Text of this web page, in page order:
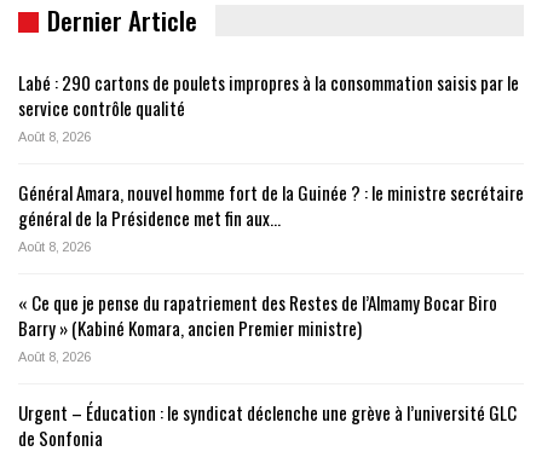
Dernier Article
Labé : 290 cartons de poulets impropres à la consommation saisis par le
service contrôle qualité
Août 8, 2026
Général Amara, nouvel homme fort de la Guinée ? : le ministre secrétaire
général de la Présidence met fin aux…
Août 8, 2026
« Ce que je pense du rapatriement des Restes de l’Almamy Bocar Biro
Barry » (Kabiné Komara, ancien Premier ministre)
Août 8, 2026
Urgent – Éducation : le syndicat déclenche une grève à l’université GLC
de Sonfonia